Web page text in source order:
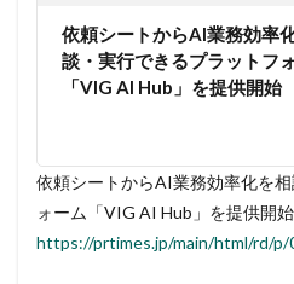
依頼シートからAI業務効率
談・実行できるプラットフ
「VIG AI Hub」を提供開始
依頼シートからAI業務効率化を
ォーム「VIG AI Hub」を提供開始
https://prtimes.jp/main/html/rd/p/